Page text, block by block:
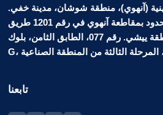
(آنهوي)، منطقة شوشان، مدينة خفي.
التجارة الإلكترونية عبر الحدود بمقاطعة آنهوي في رقم 1201 طريق
هوافنغ، منطقة خفي، منطقة ييشي. رقم 077، الطابق الثامن، بلوك
تابعنا